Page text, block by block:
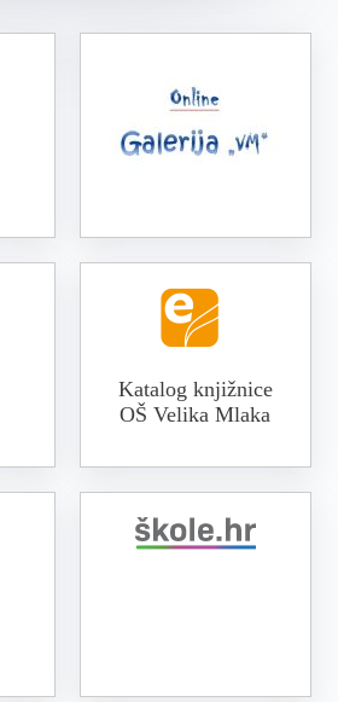
Katalog knjižnice
OŠ Velika Mlaka